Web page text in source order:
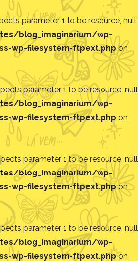
parameter 1 to be resource, null
blog_imaginarium/wp-
wp-filesystem-ftpext.php on
parameter 1 to be resource, null
blog_imaginarium/wp-
wp-filesystem-ftpext.php on
parameter 1 to be resource, null
blog_imaginarium/wp-
wp-filesystem-ftpext.phpon
parameter 1 to be resource, null
blog_imaginarium/wp-
wp-filesystem-ftpext.phpon